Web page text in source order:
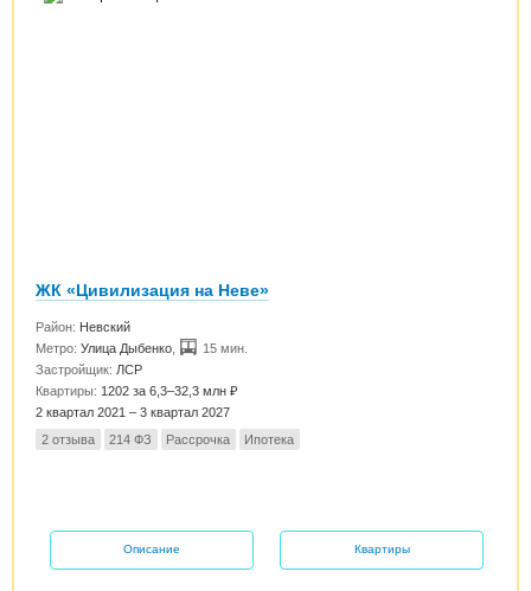
ЖК «Цивилизация на Неве»
Район: Невский
Метро: Улица Дыбенко
15 мин.
Застройщик: ЛСР
Квартиры: 1202 за 6,3–32,3 млн ₽
2 квартал 2021 – 3 квартал 2027
2 отзыва
214 ФЗ Рассрочка Ипотека
Описание Квартиры